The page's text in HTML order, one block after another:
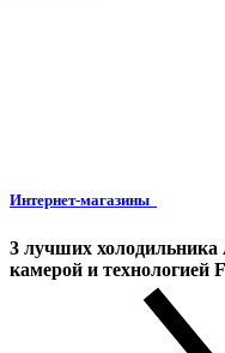
Интернет-магазины
3 лучших
камерой и технологией